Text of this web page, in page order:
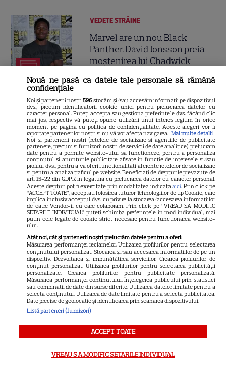
3
VEDETE STRĂINE
Marvel are un nou Black
Panther. David Jonsson preia
moștenirea lui Chadwick
7
VEDETE STRĂINE
Ryan Gosling este noul Ghost
Rider din Universul Marvel.
Anunțul făcut la Comic-Con i-
a entuziasmat pe fani
DISNEY PLUS
„Diavolul se îmbracă de la
Prada 2” s-a lansat pe Disney+.
Hathaway revin la revista
Runway
9
VEDETE STRĂINE
Meryl Streep, gest
impresionant pentru Anne
„Diavolul se îmbracă de la
Prada 2”. Ce salarii ar fi primit
actrițele
Nouă ne pasă ca datele tale personale să rămână
confidențiale
Noi și partenerii noștri596 stocăm și/sau accesăm informații pe dispozitivul
dvs., precum identificatorii cookie unici pentru prelucrarea datelor cu
caracter personal. Puteți accepta sau gestiona preferințele dvs. făcând clic
mai jos, respectiv vă puteți opune utilizării unui interes legitim în orice
moment pe pagina cu politica de confidențialitate. Aceste alegeri vor fi
raportate partenerilor noștri și nu vă vor afecta navigarea. Mai multe detalii
Noi si partenerii nostri (retelele de socializare si agentiile de publicitate
partenere, precum si furnizorii nostri de servicii de date analitice) prelucram
date pentru a permite website-ului sa functioneze, pentru a personaliza
continutul si anunturile publicitare afisate in functie de interesele si/sau
profilul dvs., pentru a va oferi functionalitati aferente retelelor de socializare
si pentru a analiza traficul pe website. Beneficiati de drepturile prevazute de
art. 15-22 din GDPR in legatura cu prelucrarea datelor cu caracter personal.
Aceste drepturi pot fi exercitate prin modalitatea indicataaici. Prin click pe
“ACCEPT TOATE”, acceptati folosirea tuturor Tehnologiilor de tip Cookie, care
implica inclusiv acceptul dvs. cu privire la stocarea/accesarea informatiilor
de catre Vendor-ii cu care colaboram. Prin click pe “VREAU SA MODIFIC
SETARILE INDIVIDUAL” puteti schimba preferintele in mod individual, mai
putin cele legate de cookie strict necesare pentru functionarea website-
ului.
Atât noi, cât și partenerii noștri prelucrăm datele pentru a oferi:
Măsurarea performanței reclamelor. Utilizarea profilurilor pentru selectarea
conținutului personalizat. Stocarea și/sau accesarea informațiilor de pe un
dispozitiv. Dezvoltarea și îmbunătățirea serviciilor. Crearea profilurilor de
conținut personalizat. Utilizarea profilurilor pentru selectarea publicității
personalizate. Crearea profilurilor pentru publicitate personalizată.
Măsurarea performanței conținutului. Înțelegerea publicului prin statistici
sau combinații de date din surse diferite. Utilizarea datelor limitate pentru a
selecta conținutul. Utilizarea de date limitate pentru a selecta publicitatea.
Date precise de geolocație și identificarea prin scanarea dispozitivului.
Listă parteneri (furnizori)
ACCEPT TOATE
VREAU SA MODIFIC SETARILE INDIVIDUAL